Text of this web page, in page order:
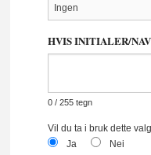
HVIS INITIALER/
0 / 255 tegn
Vil du ta i bruk dette
Ja
Nei